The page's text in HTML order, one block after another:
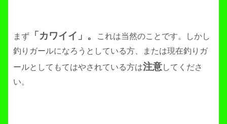
まず 「カワイイ」。
これは当然のことです。しかし
釣りガールになろうとしている方、または現在釣りガ
ールとしてもてはやされている方は注意してくださ
い。